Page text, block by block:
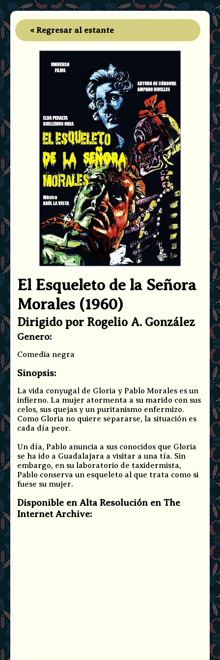
« Regresar al estante
El Esqueleto de la Señora
Morales (1960)
Dirigido por Rogelio A. González
Genero:
Comedia negra
Sinopsis:
La vida conyugal de Gloria y Pablo Morales es un
infierno. La mujer atormenta a su marido con sus
celos, sus quejas y un puritanismo enfermizo.
Como Gloria no quiere separarse, la situación es
cada día peor.
Un día, Pablo anuncia a sus conocidos que Gloria
se ha ido a Guadalajara a visitar a una tía. Sin
embargo, en su laboratorio de taxidermista,
Pablo conserva un esqueleto al que trata como si
fuese su mujer.
Disponible en Alta Resolución en The
Internet Archive: